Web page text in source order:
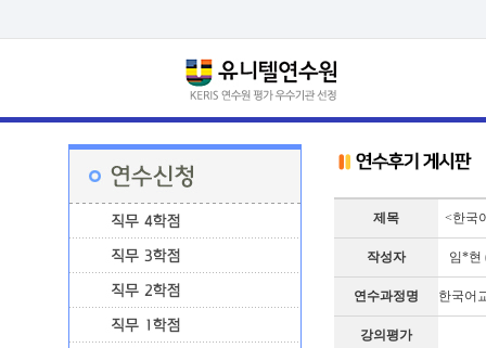
제목 <한국
작성자 임*현
연수과정명 한국어
강의평가